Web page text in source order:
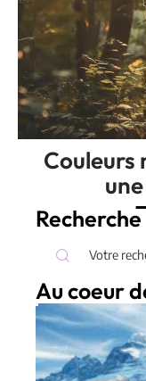
Couleurs
Recherche
Au coeur